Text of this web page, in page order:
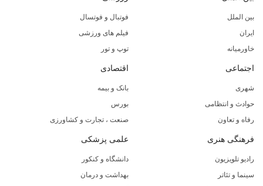
بین الملل
ایران
خاورمیانه
فوتبال و فوتسال
فیلم های ورزشی
توپ و تور
اجتماعی
شهری
حوادث و انتظامی
رفاه و تعاون
اقتصادی
بانک و بیمه
بورس
صنعت ، تجارت و کشاورزی
فرهنگی هنری
رادیو تلویزیون
سینما و تئاتر
علمی پزشکی
دانشگاه و کنکور
بهداشت و درمان